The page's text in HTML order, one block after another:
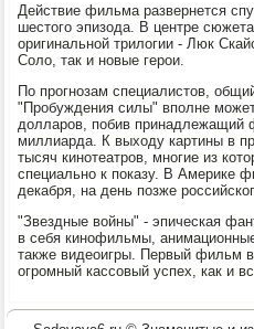
Действие фильма развернется
шестого эпизода. В центре
оригинальной трилогии - Люк
Соло, так и новые герои.
По прогнозам специалистов,
"Пробуждения силы" вполне
долларов, побив принадлежащий
миллиарда. К выходу картины в
тысяч кинотеатров, многие из
специально к показу. В Америке
декабря, на день позже
"Звездные войны" - эпическая
в себя кинофильмы,
также видеоигры. Первый фильм
огромный кассовый успех, как и